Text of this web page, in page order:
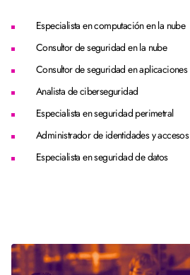
Especialista en computación en la nube
Consultor de seguridad en la nube
Consultor de seguridad en aplicaciones
Analista de ciberseguridad
Especialista en seguridad perimetral
Administrador de identidades y accesos
Especialista en seguridad de datos